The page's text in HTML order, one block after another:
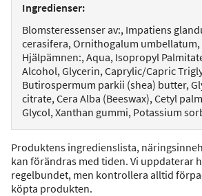
Ingredienser:
Blomsteressenser av:, Impatiens
cerasifera, Ornithogalum
Hjälpämnen:, Aqua, Isopropyl
Alcohol, Glycerin, Caprylic/Capric
Butirospermum parkii (shea) butter,
citrate, Cera Alba (Beeswax), Cetyl
Glycol, Xanthan gummi, Potassium
Produktens ingredienslista,
kan förändras med tiden. Vi uppdaterar
regelbundet, men kontrollera alltid
köpta produkten.